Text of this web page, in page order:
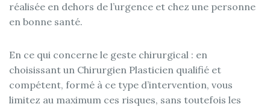
réalisée en dehors de l’urgence et chez une personne
en bonne santé.
En ce qui concerne le geste chirurgical : en
choisissant un Chirurgien Plasticien qualifié et
compétent, formé à ce type d’intervention, vous
limitez au maximum ces risques, sans toutefois les